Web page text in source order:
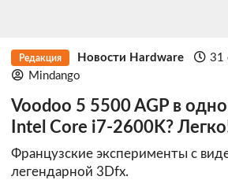
Редакция Новости Hardware
31
Mindango
Voodoo 5 5500 AGP в
Intel Core i7-2600K?
Французские эксперименты с
легендарной 3Dfx.